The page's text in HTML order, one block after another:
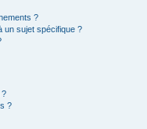
?
un sujet spécifique ?
?
?